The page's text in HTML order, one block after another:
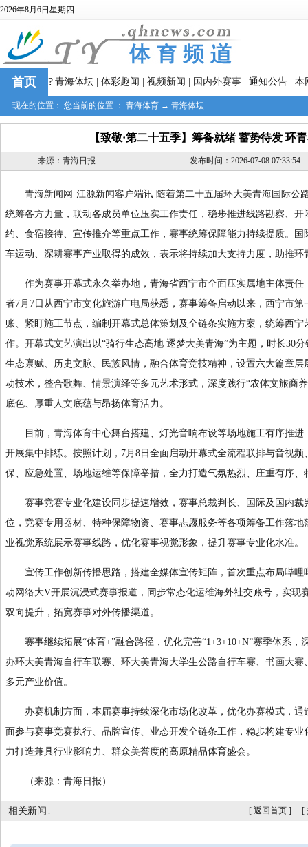
2026年8月6日星期四
首页 ? 青海体坛 体彩趣闻 视频新闻 国内外赛事 通知公告 本
现在的位置： 您当前的位置 ： 青海体育 → 青海体坛
【致敬·第二十五季】筹备就绪 蓄势待发 环
来源：青海日报 发布时间：2026-07-08 07:33:54
青海新闻网·江源新闻客户端讯 随着第二十五届环大美青海国际公
统筹各方力量，联动各成员单位压实工作责任，稳步推进线路勘察、
约、食宿接待、宣传推介等重点工作，赛事统筹保障能力持续提质。
车运动、深耕赛事产业取得的成效，表示将持续加大支持力度，助推环
作为赛事开幕式永久举办地，青海省西宁市全面压实属地主体责任
者7月7日从西宁市文化旅游广电局获悉，赛事筹备启动以来，西宁市
账、紧盯施工节点，编制开幕式总体策划及全链条实施方案，统筹西
作。开幕式文艺演出以“骑行生态高地 逐梦大美青海”为主题，时长30
生态禀赋、历史文脉、民族风情，融合体育竞技精神，设置六大篇章
动技术，整合歌舞、情景演绎等多元艺术形式，深度践行“农体文旅商
底色、厚重人文底蕴与昂扬体育活力。
目前，青海体育中心舞台搭建、灯光音响布设等场地施工有序推进
开展集中排练。按照计划，7月8日全面启动开幕式全流程联排与音视
保、应急处置、场地运维等保障举措，全力打造气氛热烈、庄重有序、
赛事竞赛专业化建设同步提速增效，赛事总裁判长、国际及国内裁
位，竞赛专用器材、特种保障物资、赛事志愿服务等各项筹备工作落
业视觉系统展示赛事线路，优化赛事视觉形象，提升赛事专业化水准。
宣传工作创新传播思路，搭建全媒体宣传矩阵，首次重点布局哔哩
动网络大V开展沉浸式赛事报道，同步常态化运维海外社交账号，实现
双向提升，拓宽赛事对外传播渠道。
赛事继续拓展“体育+”融合路径，优化完善“1+3+10+N”赛季体系，
办环大美青海自行车联赛、环大美青海大学生公路自行车赛、书画大
多元产业价值。
办赛机制方面，本届赛事持续深化市场化改革，优化办赛模式，通
面参与赛事竞赛执行、品牌宣传、业态开发全链条工作，稳步构建专
力打造兼具行业影响力、群众美誉度的高原精品体育盛会。
（来源：青海日报）
相关新闻↓ [ 返回首页 ] [